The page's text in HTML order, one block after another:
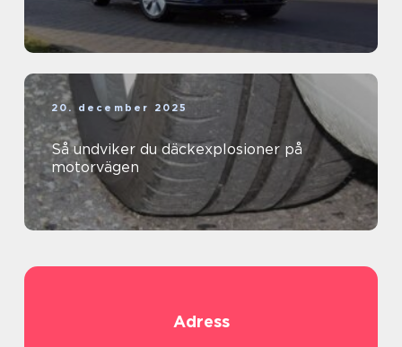
20. december 2025
Så undviker du däckexplosioner på
motorvägen
Adress